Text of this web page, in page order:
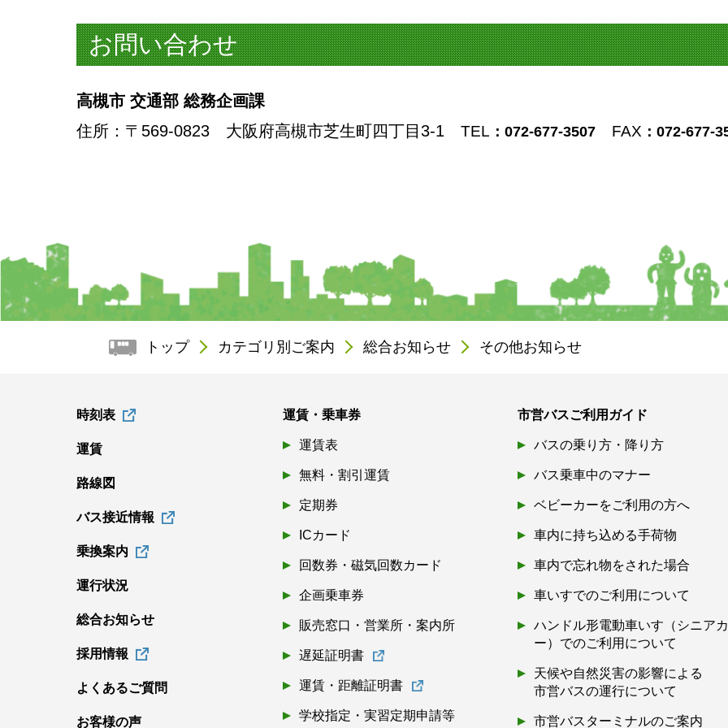
お問い合わせ
高槻市 交通部 総務企画課
住所 ：〒569-0823 大阪府高槻市芝生町四丁目3-1 TEL ：072-677-3507 FAX ：072-677-
トップ カテゴリ別ご案内 総合お知らせ その他お知らせ
時刻表
運賃
路線図
バス接近情報
乗換案内
運行状況
総合お知らせ
採用情報
よくあるご質問
お客様の声
運賃・乗車券
運賃表
無料・割引運賃
定期券
ICカード
回数券・磁気回数カード
企画乗車券
販売窓口・営業所・案内所
遅延証明書
運賃・距離証明書
学校指定・実習定期申請等
市営バスご利用ガイド
バスの乗り方・降り方
バス乗車中のマナー
ベビーカーをご利用の方へ
車内に持ち込める手荷物
車内で忘れ物をされた場合
車いすでのご利用について
ハンドル形電動車いす（シニア
ー）でのご利用について
天候や自然災害の影響による
市営バスの運行について
市営バスターミナルのご案内